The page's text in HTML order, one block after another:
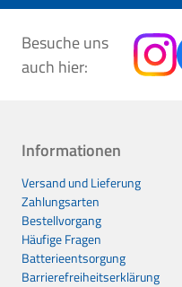
Besuche uns
auch hier:
Informationen
Versand und Lieferung
Zahlungsarten
Bestellvorgang
Häufige Fragen
Batterieentsorgung
Barrierefreiheitserklärung